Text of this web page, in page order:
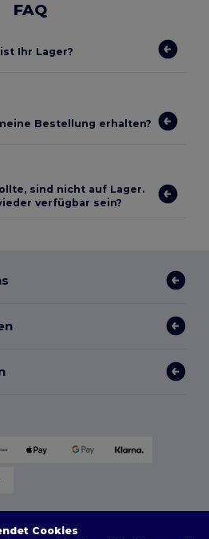
FAQ
Ihr Lager?
Bestellung erhalten?
sind nicht auf Lager.
verfügbar sein?
Cookies